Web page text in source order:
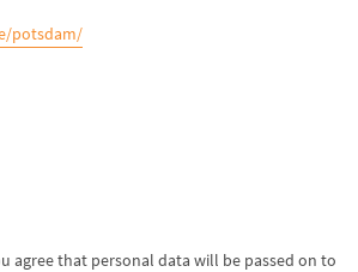
potsdam/
agree that personal data will be passed on to